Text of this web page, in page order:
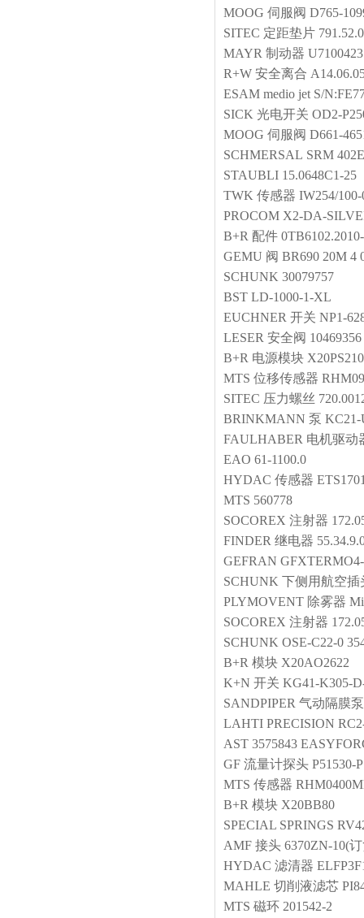
MOOG 伺服阀 D765-
SITEC 定距垫片
MAYR 制动器
R+W 安全离合
ESAM medio jet S/
SICK 光电开关 OD2-
MOOG 伺服阀 D661-
SCHMERSAL SRM
STAUBLI 15.0648C1-25
TWK 传感器 IW254/
PROCOM X2-DA-
B+R 配件
GEMU 阀 BR690 20M 4
SCHUNK 30079757
BST LD-1000-1-XL
EUCHNER 开关 NP1-
LESER 安全阀 10469356
B+R 电源模块
MTS 位移传感器
SITEC 压力螺丝
BRINKMANN 泵 KC21-
FAULHABER 电机驱动
EAO 61-1100.0
HYDAC 传感器
MTS 560778
SOCOREX 注射器
FINDER 继电器
GEFRAN
SCHUNK 下侧用航空插
PLYMOVENT 除雾器
SOCOREX 注射器
SCHUNK OSE-C22-0
B+R 模块 X20AO2622
K+N 开关 KG41-K305-
SANDPIPER 气动隔膜泵
LAHTI PRECISION
AST 3575843
GF 流量计探头 P51530-
MTS 传感器
B+R 模块 X20BB80
SPECIAL SPRINGS
AMF 接头 6370ZN-10(
HYDAC 滤清器
MAHLE 切削液滤芯
MTS 磁环 201542-2